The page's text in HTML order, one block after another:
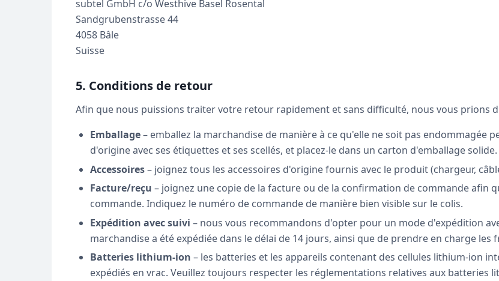
subtel GmbH c/o Westhive Basel Rosental
Sandgrubenstrasse 44
4058 Bâle
Suisse
5. Conditions de retour
Afin que nous puissions traiter votre retour rapidement et sans difficulté, nous vous prions
Emballage– emballez la marchandise de manière à ce qu'elle ne soit pas endommagée
d'origine avec ses étiquettes et ses scellés, et placez-le dans un carton d'emballage solide.
Accessoires– joignez tous les accessoires d'origine fournis avec le produit (chargeur,
Facture/reçu – joignez une copie de la facture ou de la confirmation de commande afin
commande. Indiquez le numéro de commande de manière bien visible sur le colis.
Expédition avec suivi – nous vous recommandons d'opter pour un mode d'expédition
marchandise a été expédiée dans le délai de 14 jours, ainsi que de prendre en charge les
Batteries lithium-ion – les batteries et les appareils contenant des cellules lithium-ion
expédiés en vrac. Veuillez toujours respecter les réglementations relatives aux batteries